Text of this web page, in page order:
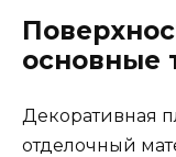
основные
Декоративная
отделочный